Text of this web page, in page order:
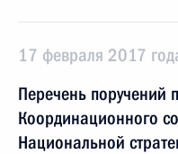
17 февраля 2017
Перечень поручений
Координационного
Национальной